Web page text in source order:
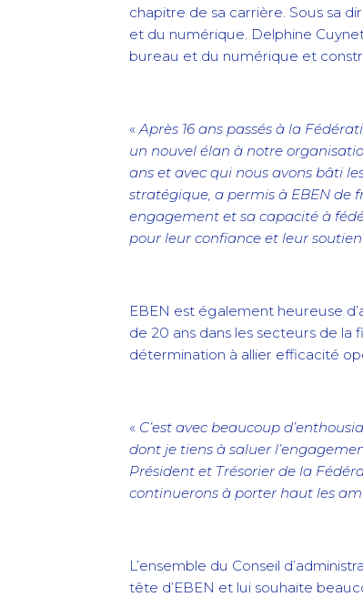
chapitre de sa carrière. Sous sa
et du numérique. Delphine
bureau et du numérique et
«Après 16 ans passés à la
un nouvel élan à notre
ans et avec qui nous avons bâti
stratégique, a permis à EBEN de
engagement et sa capacité à
pour leur confiance et leur soutien
EBEN est également heureuse
de 20 ans dans les secteurs de la
détermination à allier efficacité
« C’est avec beaucoup
dont je tiens à saluer
Président et Trésorier de la
continuerons à porter haut les
L’ensemble du Conseil
tête d’EBEN et lui souhaite